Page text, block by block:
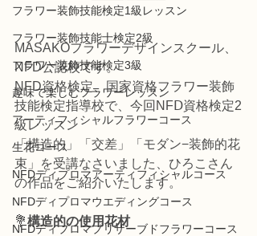
フラワー装飾技能検定1級レッスン
フラワー装飾技能士検定2級
フラワー装飾技能検定3級
趣味で楽しむフラワーレッスン
アーティフィシャルフラワーコース
生花コース
NFDディプロマアーティフィシャルコース
NFDディプロマウエディングコース
NFDディプロマプリザーブドフラワーコース
MASAKOフラワーデザインスクール、
NFD公認校です。
NFD資格検定、国家資格フラワー装飾
技能検定指導校で、今回NFⅮ資格検定2
級レッスン
「構造的」「交差」「モダン−装飾的花
束」を受講なさいました、ひろこさん
の作品をご紹介いたします。
💐構造的の使用花材